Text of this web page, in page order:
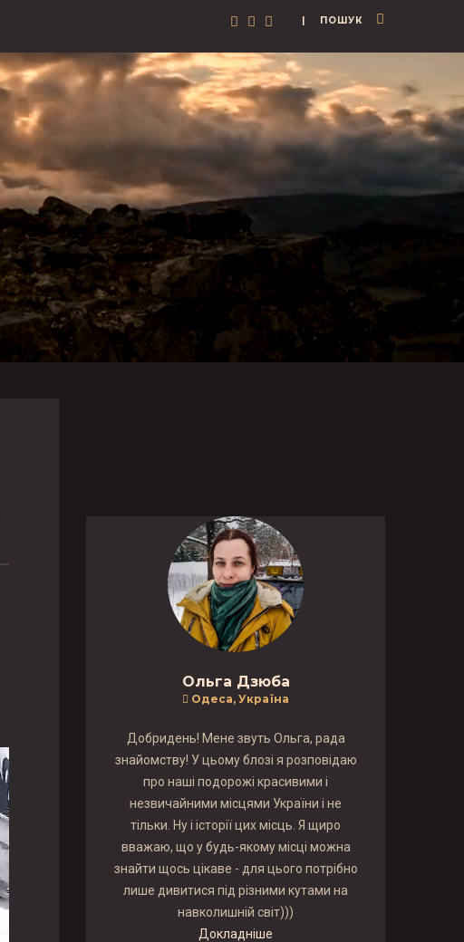
| ПОШУК
Ольга Дзюба
Одеса, Україна
Добридень! Мене звуть Ольга, рада
знайомству! У цьому блозі я розповідаю
про наші подорожі красивими і
незвичайними місцями України і не
тільки. Ну і історії цих місць. Я щиро
вважаю, що у будь-якому місці можна
знайти щось цікаве - для цього потрібно
лише дивитися під різними кутами на
навколишній світ)))
Докладніше